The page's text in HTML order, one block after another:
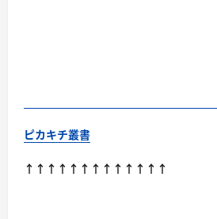
ピカキチ叢書
↑↑↑↑↑↑↑↑↑↑↑↑↑